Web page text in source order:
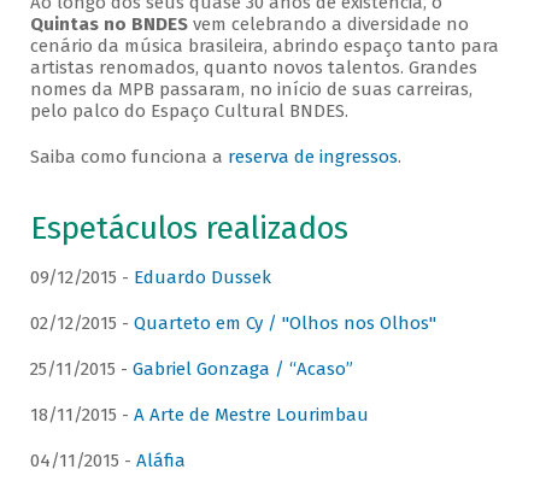
Quintas no BNDESvem celebrando a diversidade no
cenário da música brasileira, abrindo espaço tanto para
artistas renomados, quanto novos talentos. Grandes
nomes da MPB passaram, no início de suas carreiras,
pelo palco do Espaço Cultural BNDES.
Saiba como funciona a reserva de ingressos.
Espetáculos realizados
09/12/2015 - Eduardo Dussek
02/12/2015 - Quarteto em Cy / "Olhos nos Olhos"
25/11/2015 - Gabriel Gonzaga / “Acaso”
18/11/2015 - A Arte de Mestre Lourimbau
04/11/2015 - Aláfia